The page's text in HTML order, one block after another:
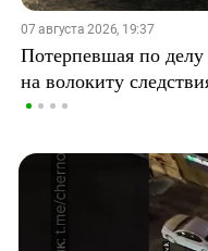
07 августа 2026, 19:37
Потерпевшая по
на волокиту